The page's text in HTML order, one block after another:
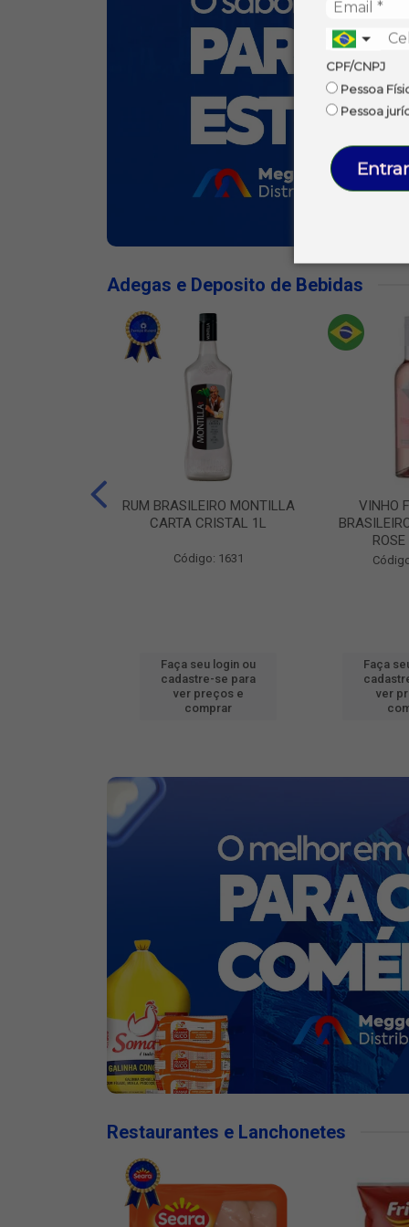
CPF/CNPJ
Pessoa
Pessoa
Adegas e Deposito de Bebidas
RUM BRASILEIRO MONTILLA
CARTA CRISTAL 1L
Código: 1631
Faça seu login ou
cadastre-se para
ver preços e
comprar
VINHO
Faça
ver
Restaurantes e Lanchonetes